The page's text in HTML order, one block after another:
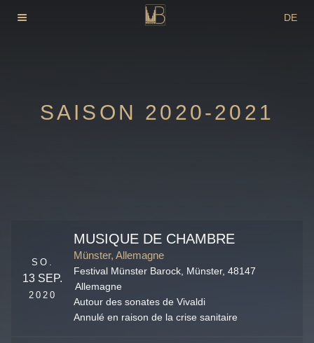
Inhalt
DE
SAISON 2020-2021
SO.
13 SEP.
2020
MUSIQUE DE CHAMBRE
Münster, Allemagne
Festival Münster Barock, Münster, 48147
Allemagne
Autour des sonates de Vivaldi
Annulé en raison de la crise sanitaire